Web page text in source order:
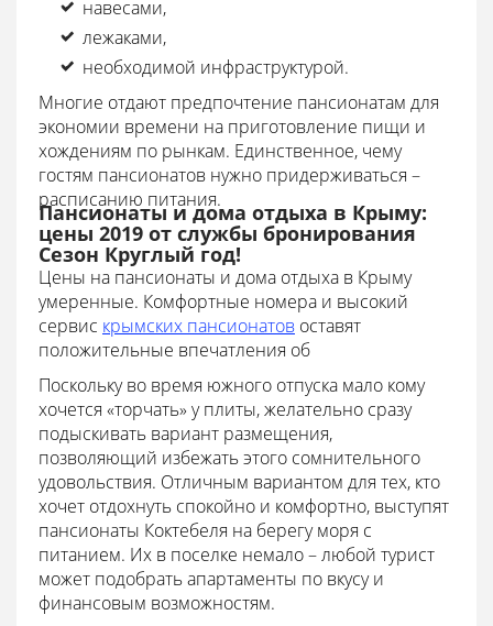
навесами,
лежаками,
необходимой инфраструктурой.
Многие отдают предпочтение пансионатам для
экономии времени на приготовление пищи и
хождениям по рынкам. Единственное, чему
гостям пансионатов нужно придерживаться –
расписанию питания.
Пансионаты и дома отдыха в Крыму:
цены 2019 от службы бронирования
Сезон Круглый год!
Цены на пансионаты и дома отдыха в Крыму
умеренные. Комфортные номера и высокий
сервис крымских пансионатов оставят
положительные впечатления об
Поскольку во время южного отпуска мало кому
хочется «торчать» у плиты, желательно сразу
подыскивать вариант размещения,
позволяющий избежать этого сомнительного
удовольствия. Отличным вариантом для тех, кто
хочет отдохнуть спокойно и комфортно, выступят
пансионаты Коктебеля на берегу моря с
питанием. Их в поселке немало – любой турист
может подобрать апартаменты по вкусу и
финансовым возможностям.